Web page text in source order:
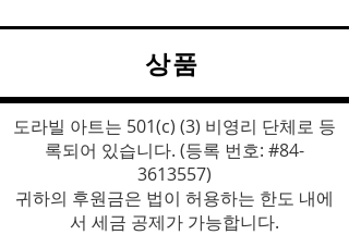
상품
도라빌 아트는 501(c) (3) 비영리 단체로 등
록되어 있습니다. (등록 번호: #84-
3613557)
귀하의 후원금은 법이 허용하는 한도 내에
서 세금 공제가 가능합니다.